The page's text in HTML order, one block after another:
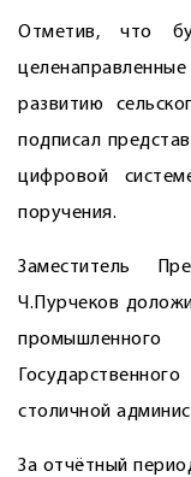
Отметив, что
развитию
подписал
цифровой
поручения.
Заместитель
Ч.Пурчеков
промышленного
столичной
За отчётный